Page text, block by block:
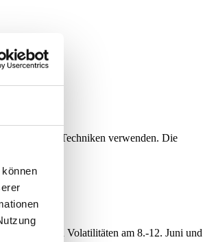
Hat“-SEO-Techniken verwenden. Die
werden.
Volatilitäten am 8.-12. Juni und